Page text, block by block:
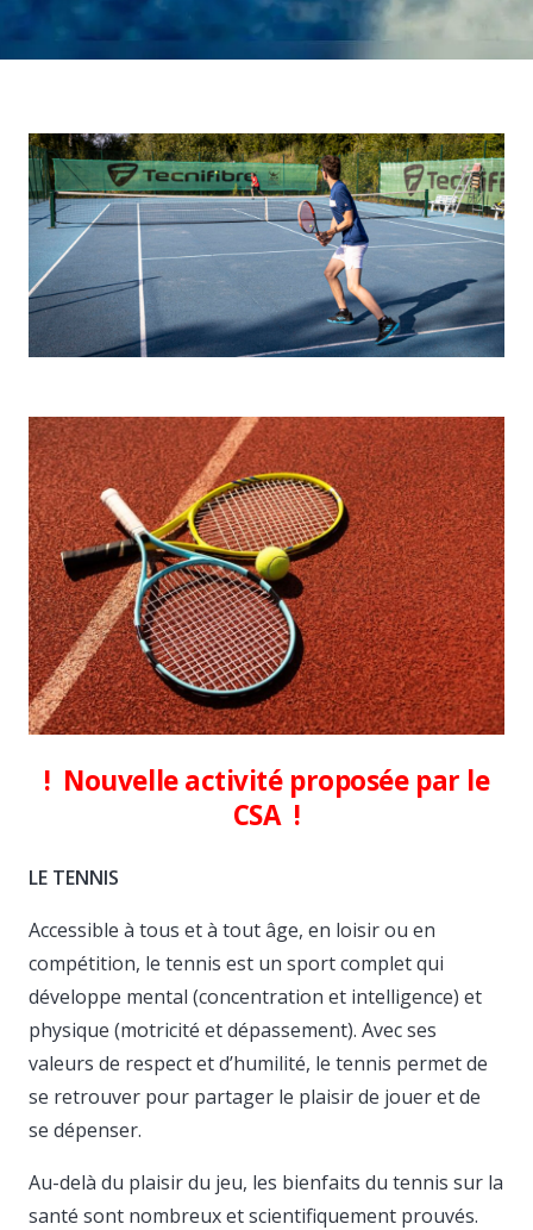
! Nouvelle activité proposée par le
CSA !
LE TENNIS
Accessible à tous et à tout âge, en loisir ou en
compétition, le tennis est un sport complet qui
développe mental (concentration et intelligence) et
physique (motricité et dépassement). Avec ses
valeurs de respect et d’humilité, le tennis permet de
se retrouver pour partager le plaisir de jouer et de
se dépenser.
Au-delà du plaisir du jeu, les bienfaits du tennis sur la
santé sont nombreux et scientifiquement prouvés.